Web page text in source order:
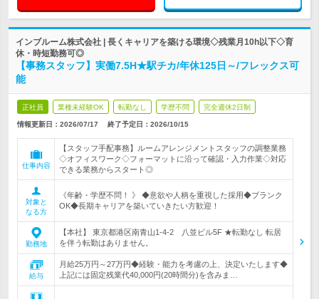
インブルーム株式会社 | 長くキャリアを築ける環境◇残業月10h以下◇育
休・時短勤務可◎
【事務スタッフ】実働7.5H★駅チカ/年休125日～/フレックス可
能
正社員 業種未経験OK 転勤なし 学歴不問 完全週休2日制
情報更新日：2026/07/17 終了予定日： 2026/10/15
仕事内容
【スタッフ手配事務】ルームアレンジメントスタッフの調整業務
◇オフィスワーク◇フォーマットに沿って確認・入力作業◇対応
できる業務からスタート◎
対象と
なる方
《年齢・学歴不問！ 》 ◆意欲や人柄を重視した採用◆ブランク
OK◆長期キャリアを築いていきたい方歓迎！
勤務地
【本社】 東京都港区南青山1-4-2 八並ビル5F ★転勤なし 転居
を伴う転勤はありません。
給与
月給25万円～27万円◆経験・能力を考慮の上、決定いたします◆
上記には固定残業代40,000円(20時間分)を含みま…